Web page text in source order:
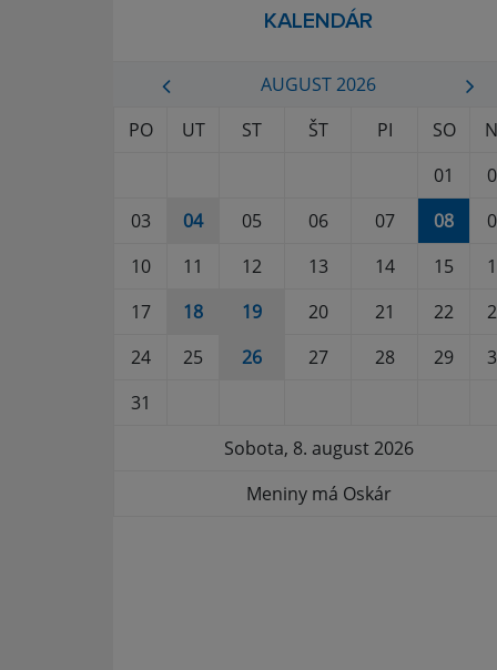
KALENDÁR
AUGUST 2026
PO
UT ST ŠT PI SO
01
03
04 05 06 07 08
10
11 12 13 14 15
17
18 19 20 21 22
24
25 26 27 28 29
31
Sobota, 8. august 2026
Meniny má Oskár